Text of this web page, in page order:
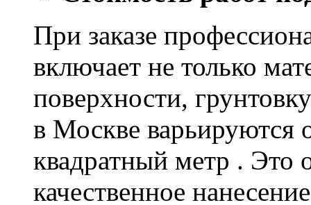
При заказе
включает не только
поверхности,
в Москве варьируются
квадратный метр . Это
качественное